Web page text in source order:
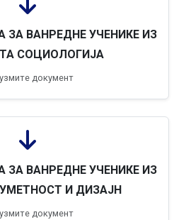
ВАНРЕДНЕ УЧЕНИКЕ ИЗ
СОЦИОЛОГИЈА
документ
ВАНРЕДНЕ УЧЕНИКЕ ИЗ
И ДИЗАЈН
документ